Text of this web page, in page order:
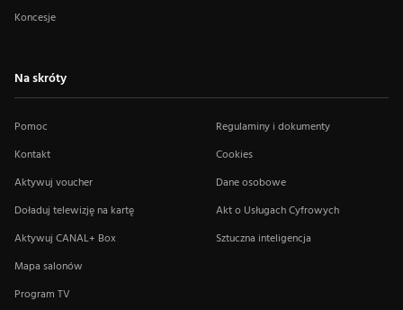
Koncesje
Na skróty
Pomoc
Kontakt
Aktywuj voucher
Doładuj telewizję na kartę
Aktywuj CANAL+ Box
Mapa salonów
Program TV
Regulaminy i dokumenty
Cookies
Dane osobowe
Akt o Usługach Cyfrowych
Sztuczna inteligencja